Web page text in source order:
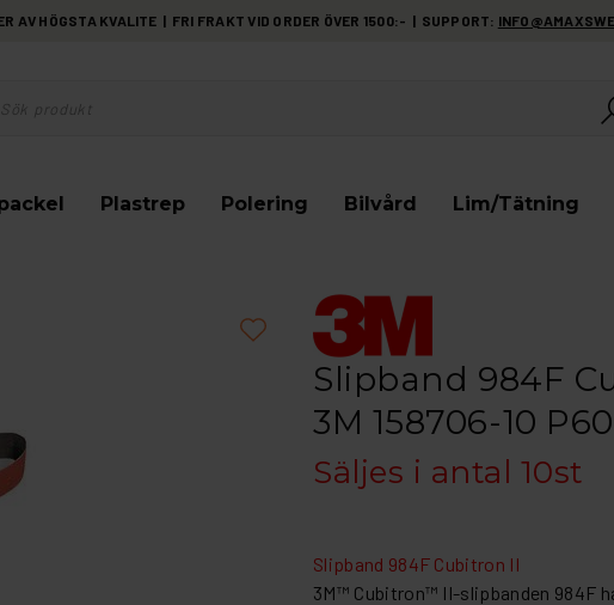
AV HÖGSTA KVALITE | FRI FRAKT VID ORDER ÖVER 1500:- | SUPPORT:
Plastrep Polering Bilvård Lim/Tätning
Slipband 984F
3M 158706-10 P60
Säljes i antal 10st
Slipband 984F Cubitron II
3M™ Cubitron™ II-slipbanden 984F